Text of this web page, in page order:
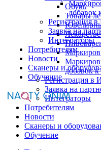
добавок
Регистрация
Заявка на
Интеграторы
Потребителям
Новости
Сканеры и
Обучение
Обувь
Товары
добавок
Регистрация
Заявка на
Интеграторы
Потребителям
Новости
Сканеры и
Обучение